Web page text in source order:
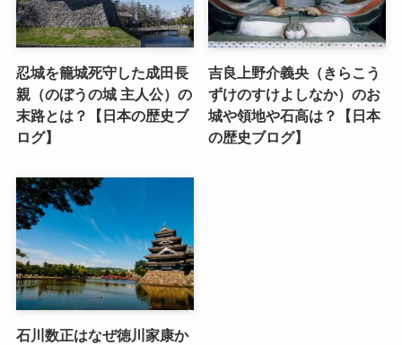
忍城を籠城死守した成田長
親（のぼうの城 主人公）の
末路とは？【日本の歴史ブ
ログ】
吉良上野介義央（きらこう
ずけのすけよしなか）のお
城や領地や石高は？【日本
の歴史ブログ】
石川数正はなぜ徳川家康か